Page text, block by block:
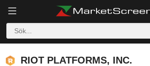
RIOT PLATFORMS, INC.
RIOT PLATFORMS, INC.